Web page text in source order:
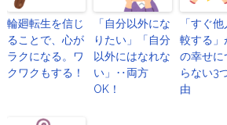
輪廻転生を信じ
ることで、心が
ラクになる。ワ
クワクもする！
「自分以外にな
りたい」「自分
以外にはなれな
い」‥両方
OK！
「すぐ
較する」
の幸せに
らない3
由